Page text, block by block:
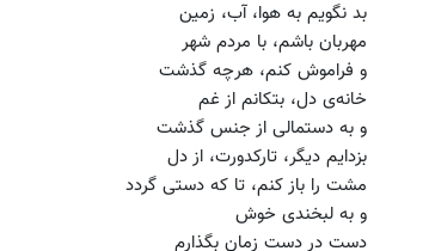
بد نگویم به هوا، آب، زمین
مهربان باشم، با مردم شهر
و فراموش کنم، هرچه گذشت
خانه‌ی دل، بتکانم از غم
و به دستمالی از جنس گذشت
بزدایم دیگر، تارکدورت، از دل
مشت را باز کنم، تا که دستی گردد
و به لبخندی خوش
دست در دست زمان بگذارم